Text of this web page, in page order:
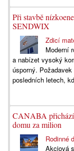
Při stavbě
SENDWIX
Zdicí
Moderní
a nabízet vysoký
úsporný.
posledních letech,
CANABA přichází
domu za milion
Rodinné
Akciová